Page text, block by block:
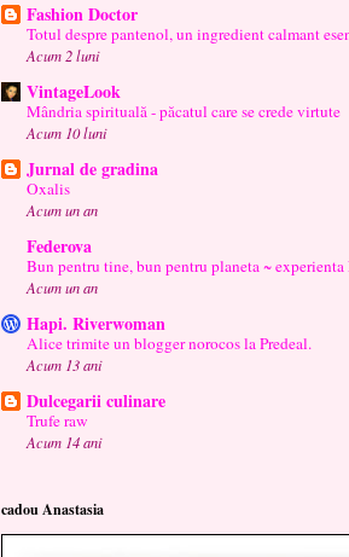
Fashion Doctor
Totul despre pantenol, un ingredient calmant
Acum 2 luni
VintageLook
Mândria spirituală - păcatul care se crede virtute
Acum 10 luni
Jurnal de gradina
Oxalis
Acum un an
Federova
Bun pentru tine, bun pentru planeta ~ experienta
Acum un an
Hapi. Riverwoman
Alice trimite un blogger norocos la Predeal.
Acum 13 ani
Dulcegarii culinare
Trufe raw
Acum 14 ani
cadou Anastasia